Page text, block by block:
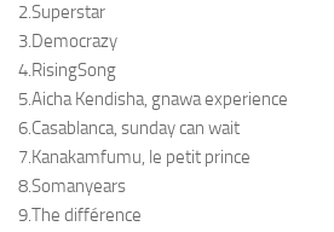
2.Superstar
3.Democrazy
4.RisingSong
5.Aicha Kendisha, gnawa experience
6.Casablanca, sunday can wait
7.Kanakamfumu, le petit prince
8.Somanyears
9.The différence